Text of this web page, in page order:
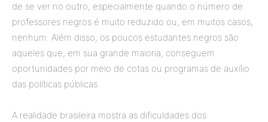
de se ver no outro, especialmente quando o número de
professores negros é muito reduzido ou, em muitos casos,
nenhum. Além disso, os poucos estudantes negros são
aqueles que, em sua grande maioria, conseguem
oportunidades por meio de cotas ou programas de auxílio
das políticas públicas.
A realidade brasileira mostra as dificuldades dos